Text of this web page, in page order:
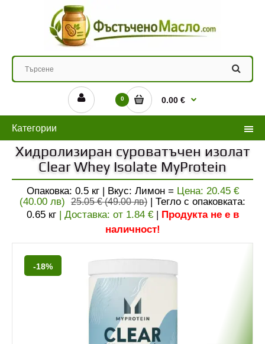
0 0.00 €
Категории
Хидролизиран суроватъчен изолат
Clear Whey Isolate MyProtein
Опаковка: 0.5 кг | Вкус: Лимон = Цена: 20.45 €
(40.00 лв)
25.05 € (49.00 лв) | Тегло с опаковката:
0.65кг | Доставка: от 1.84€| Продукта не е в
наличност!
-18%